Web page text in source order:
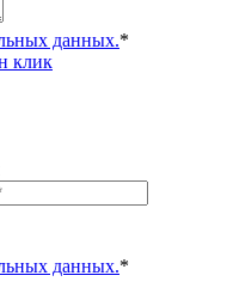
данных.*
клик
данных.*